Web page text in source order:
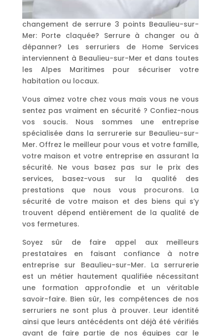
changement de serrure 3 points Beaulieu-sur-
Mer: Porte claquée? Serrure à changer ou à
dépanner? Les serruriers de Home Services
interviennent à Beaulieu-sur-Mer et dans toutes
les Alpes Maritimes pour sécuriser votre
habitation ou locaux.
Vous aimez votre chez vous mais vous ne vous
sentez pas vraiment en sécurité ? Confiez-nous
vos soucis. Nous sommes une entreprise
spécialisée dans la serrurerie sur Beaulieu-sur-
Mer. Offrez le meilleur pour vous et votre famille,
votre maison et votre entreprise en assurant la
sécurité. Ne vous basez pas sur le prix des
services, basez-vous sur la qualité des
prestations que nous vous procurons. La
sécurité de votre maison et des biens qui s’y
trouvent dépend entièrement de la qualité de
vos fermetures.
Soyez sûr de faire appel aux meilleurs
prestataires en faisant confiance à notre
entreprise sur Beaulieu-sur-Mer. La serrurerie
est un métier hautement qualifiée nécessitant
une formation approfondie et un véritable
savoir-faire. Bien sûr, les compétences de nos
serruriers ne sont plus à prouver. Leur identité
ainsi que leurs antécédents ont déjà été vérifiés
avant de faire partie de nos équipes car le